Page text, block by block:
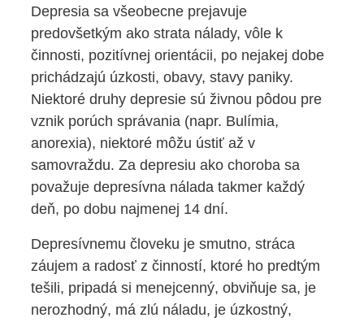
ESHOP
Depresia sa všeobecne prejavuje
predovšetkým ako strata nálady, vôle k
činnosti, pozitívnej orientácii, po nejakej dobe
prichádzajú úzkosti, obavy, stavy paniky.
Niektoré druhy depresie sú živnou pôdou pre
vznik porúch správania (napr. Bulímia,
anorexia), niektoré môžu ústiť až v
samovraždu. Za depresiu ako choroba sa
považuje depresívna nálada takmer každý
deň, po dobu najmenej 14 dní.
Depresívnemu človeku je smutno, stráca
záujem a radosť z činností, ktoré ho predtým
tešili, pripadá si menejcenný, obviňuje sa, je
nerozhodný, má zlú náladu, je úzkostný,